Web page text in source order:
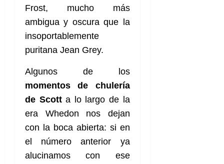
Frost, mucho más
ambigua y oscura que la
insoportablemente
puritana Jean Grey.
Algunos de los
momentos de chulería
de Scotta lo largo de la
era Whedon nos dejan
con la boca abierta: si en
el número anterior ya
alucinamos con ese